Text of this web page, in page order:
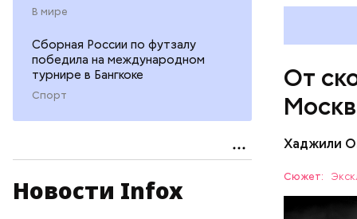
В мире
Сборная России по футзалу
победила на международном
турнире в Бангкоке
Спорт
Новости Infox
От
Хаджили
Сюжет:
В
сочетало
цирковые